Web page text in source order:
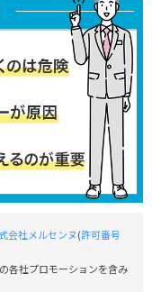
会社メルセンヌ(許可番号
各社プロモーションを含み